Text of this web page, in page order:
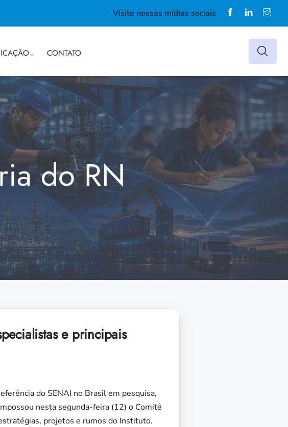
Visite nossas mídias sociais
CONTATO
do RN
e principais
do SENAI no Brasil em pesquisa,
nesta segunda-feira (12) o Comitê
projetos e rumos do Instituto.